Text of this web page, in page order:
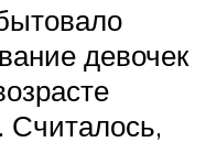
девочек
Считалось,